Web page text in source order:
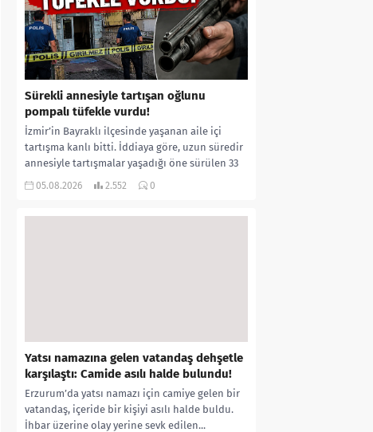
Sürekli annesiyle tartışan oğlunu
pompalı tüfekle vurdu!
İzmir’in Bayraklı ilçesinde yaşanan aile içi
tartışma kanlı bitti. İddiaya göre, uzun süredir
annesiyle tartışmalar yaşadığı öne sürülen 33
yaşındaki...
05.08.2026 2.552 0
Yatsı namazına gelen vatandaş dehşetle
karşılaştı: Camide asılı halde bulundu!
Erzurum’da yatsı namazı için camiye gelen bir
vatandaş, içeride bir kişiyi asılı halde buldu.
İhbar üzerine olay yerine sevk edilen...